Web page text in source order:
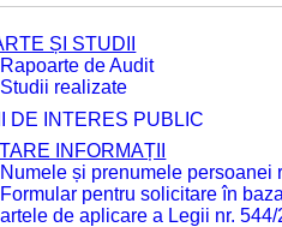
ȘI STUDII
de Audit
realizate
DE INTERES PUBLIC
INFORMAȚII
și prenumele persoanei
pentru solicitare în
de aplicare a Legii nr. 544/